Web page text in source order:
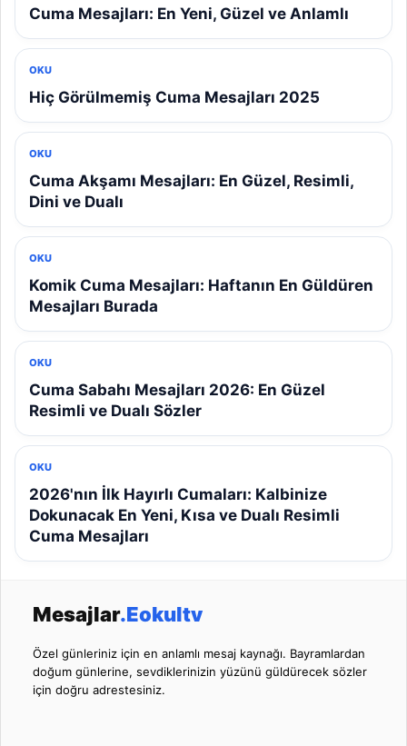
Cuma Mesajları: En Yeni, Güzel ve Anlamlı
OKU
Hiç Görülmemiş Cuma Mesajları 2025
OKU
Cuma Akşamı Mesajları: En Güzel, Resimli,
Dini ve Dualı
OKU
Komik Cuma Mesajları: Haftanın En Güldüren
Mesajları Burada
OKU
Cuma Sabahı Mesajları 2026: En Güzel
Resimli ve Dualı Sözler
OKU
2026'nın İlk Hayırlı Cumaları: Kalbinize
Dokunacak En Yeni, Kısa ve Dualı Resimli
Cuma Mesajları
Mesajlar.Eokultv
Özel günleriniz için en anlamlı mesaj kaynağı. Bayramlardan
doğum günlerine, sevdiklerinizin yüzünü güldürecek sözler
için doğru adrestesiniz.